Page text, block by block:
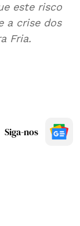
este risco
a crise dos
Fria.
Siga-nos